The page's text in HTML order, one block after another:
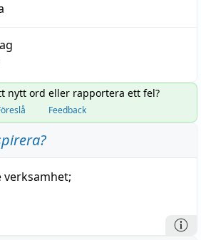
nytt ord eller rapportera ett fel?
Feedback
?
verksamhet;